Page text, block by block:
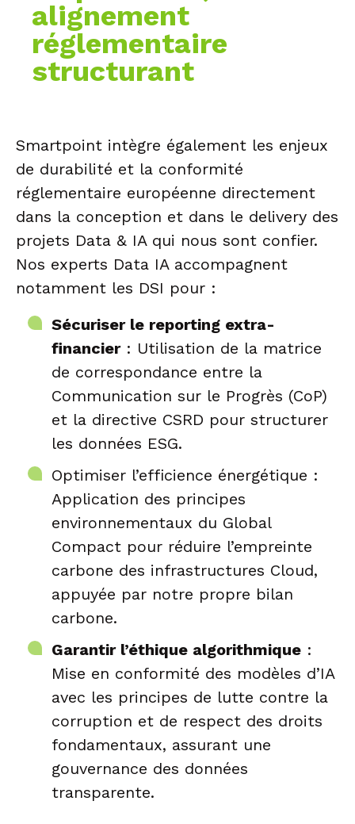
alignement
réglementaire
structurant
Smartpoint intègre également les enjeux
de durabilité et la conformité
réglementaire européenne directement
dans la conception et dans le delivery des
projets Data & IA qui nous sont confier.
Nos experts Data IA accompagnent
notamment les DSI pour :
Sécuriser le reporting extra-
financier: Utilisation de la matrice
de correspondance entre la
Communication sur le Progrès (CoP)
et la directive CSRD pour structurer
les données ESG.
Optimiser l’efficience énergétique :
Application des principes
environnementaux du Global
Compact pour réduire l’empreinte
carbone des infrastructures Cloud,
appuyée par notre propre bilan
carbone.
Garantir l’éthique algorithmique :
Mise en conformité des modèles d’IA
avec les principes de lutte contre la
corruption et de respect des droits
fondamentaux, assurant une
gouvernance des données
transparente.